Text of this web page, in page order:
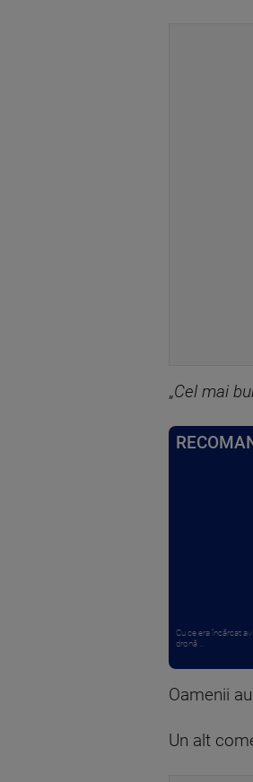
„Cel mai
Cu ce era încărcat
dronă ...
Oamenii
Un alt